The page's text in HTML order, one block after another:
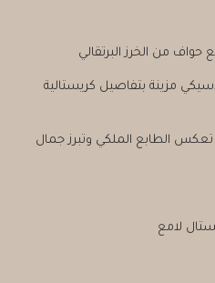
من الخرز البرتقالي
مزينة بتفاصيل كريستالية
تعكس الطابع الملكي وتبرز جمال
لامع